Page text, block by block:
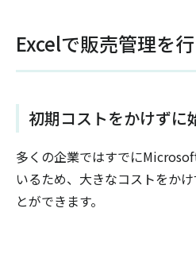
Excelで販売管理を
初期コストをかけずに
多くの企業ではすでに
いるため、大きなコストをか
とができます。